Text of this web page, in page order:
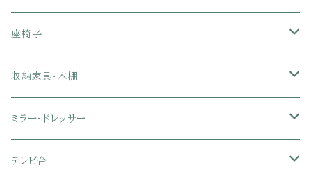
1人掛けソファ
2人掛けソファ
3人掛けソファ
フロアソファ・ローソファ
座椅子
1人掛け座椅子
2人掛け座椅子
リクライニング座椅子
収納家具・本棚
カラーボックス
本棚・書棚
ミラー・ドレッサー
ドレッサー・鏡台
テレビ台